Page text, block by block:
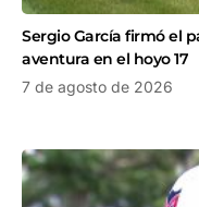
Sergio García firmó el
aventura en el hoyo 17
7 de agosto de 2026